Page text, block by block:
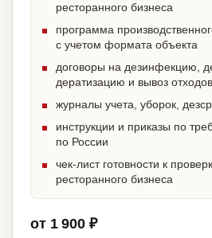
ресторанного бизнеса
программа
с учетом формата объекта
договоры на дезинфекцию,
дератизацию и вывоз отходов
журналы учета, уборок,
инструкции и приказы по
по России
чек-лист готовности к
ресторанного бизнеса
от 1 900 ₽